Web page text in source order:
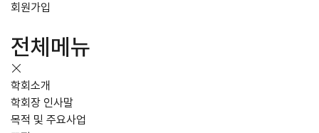
회원가입
전체메뉴
학회소개
학회장 인사말
목적 및 주요사업